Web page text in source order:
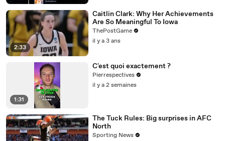
2:33
Caitlin Clark: Why Her Achievements
Are So Meaningful To Iowa
ThePostGame
il y a 3 ans
1:31
C'est quoi exactement ?
Pierrespectives
il y a 2 semaines
The Tuck Rules: Big surprises in AFC
North
Sporting News